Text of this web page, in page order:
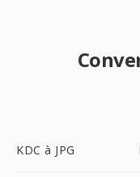
KDC à JPG